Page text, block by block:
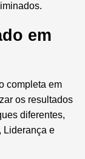
em
completa em
os resultados
diferentes,
Liderança e